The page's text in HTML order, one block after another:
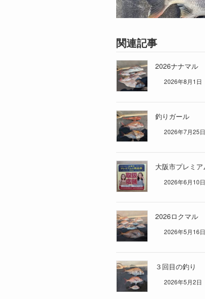
関連記事
2026ナナマル
2026年8月1日
釣りガール
2026年7月25日
大阪市プレミ
2026年6月10日
2026ロクマル
2026年5月16日
３回目の釣り
2026年5月2日